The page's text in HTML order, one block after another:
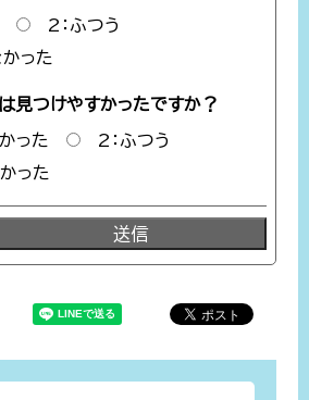
2：ふつう
った
見つけやすかったですか？
った
2：ふつう
った